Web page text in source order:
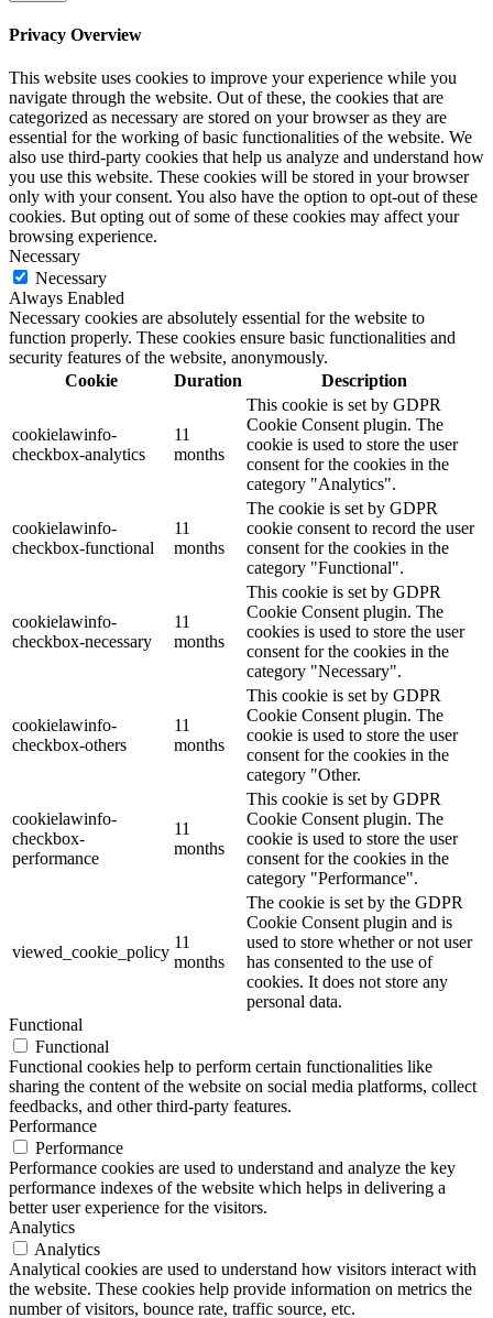
Privacy Overview
This website uses cookies to improve your experience while you
navigate through the website. Out of these, the cookies that are
categorized as necessary are stored on your browser as they are
essential for the working of basic functionalities of the website. We
also use third-party cookies that help us analyze and understand how
you use this website. These cookies will be stored in your browser
only with your consent. You also have the option to opt-out of these
cookies. But opting out of some of these cookies may affect your
browsing experience.
Necessary
Necessary
Always Enabled
Necessary cookies are absolutely essential for the website to
function properly. These cookies ensure basic functionalities and
security features of the website, anonymously.
Cookie
Duration Description
cookielawinfo-
checkbox-analytics
11
months
This cookie is set by GDPR
Cookie Consent plugin. The
cookie is used to store the user
consent for the cookies in the
category "Analytics".
cookielawinfo-
checkbox-functional
11
months
The cookie is set by GDPR
cookie consent to record the user
consent for the cookies in the
category "Functional".
cookielawinfo-
checkbox-necessary
11
months
This cookie is set by GDPR
Cookie Consent plugin. The
cookies is used to store the user
consent for the cookies in the
category "Necessary".
cookielawinfo-
checkbox-others
11
months
This cookie is set by GDPR
Cookie Consent plugin. The
cookie is used to store the user
consent for the cookies in the
category "Other.
cookielawinfo-
checkbox-
performance
11
months
This cookie is set by GDPR
Cookie Consent plugin. The
cookie is used to store the user
consent for the cookies in the
category "Performance".
viewed_cookie_policy
11
months
The cookie is set by the GDPR
Cookie Consent plugin and is
used to store whether or not user
has consented to the use of
cookies. It does not store any
personal data.
Functional
Functional
Functional cookies help to perform certain functionalities like
sharing the content of the website on social media platforms, collect
feedbacks, and other third-party features.
Performance
Performance
Performance cookies are used to understand and analyze the key
performance indexes of the website which helps in delivering a
better user experience for the visitors.
Analytics
Analytics
Analytical cookies are used to understand how visitors interact with
the website. These cookies help provide information on metrics the
number of visitors, bounce rate, traffic source, etc.